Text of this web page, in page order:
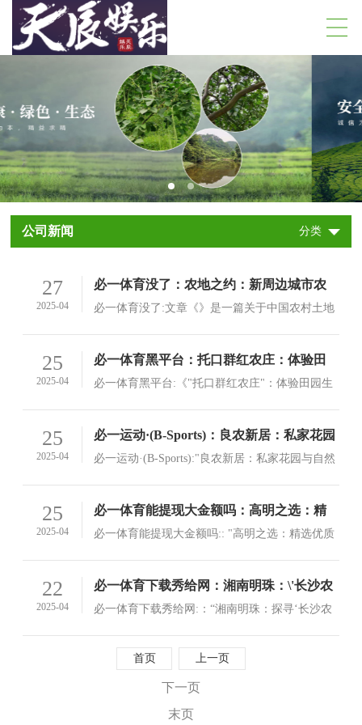
公司新闻 分类
27
2025-04
必一体育没了：农地之约：新周边城市农
业实践与未来趋势
必一体育没了:文章《》是一篇关于中国农村土地
查看详情>
25
2025-04
必一体育黑平台：托口群红农庄：体验田
园生活与美味佳肴的双重享受
必一体育黑平台:《"托口群红农庄"：体验田园生
方，它坐落在山脚下，四周是郁郁葱葱的林木，
空气中弥漫着淡淡的泥土气息和自然的清香
25
2025-04
必一运动·(B-Sports)：良农新居：私家花园
与自然和谐共处的舒适生活空间
必一运动·(B-Sports):"良农新居：私家花园与自然
城市里，却能享受到一片片宁静、自然和和谐的
生活环境
查看详情>
25
2025-04
必一体育能提现大金额吗：高明之选：精
选优质农产品，为您的餐桌献上一份美味
必一体育能提现大金额吗:: "高明之选：精选优质
心的问题之一
查看详情>
22
2025-04
必一体育下载秀给网：湘南明珠：\'长沙农
庄\'的宁静与和谐
必一体育下载秀给网:：“湘南明珠：探寻‘长沙农
宁静与和谐自古以来，“农庄”就是中国南方传统
农业文明的标志，也是中华大地上的田园诗情和
查看详情>
首页 上一页
下一页
末页